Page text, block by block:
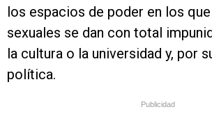
los espacios de poder en los
sexuales se dan con total
la cultura o la universidad y, por
política.
Publicidad